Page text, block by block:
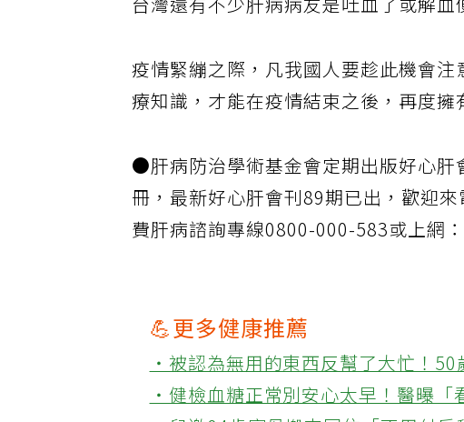
台灣還有不少肝病病友是吐血了或解
疫情緊繃之際，凡我國人要趁此機會
療知識，才能在疫情結束之後，再度擁
●肝病防治學術基金會定期出版好心肝
冊，最新好心肝會刊89期已出，歡迎
費肝病諮詢專線0800-000-583或上網
💪更多健康推薦
‧被認為無用的東西反幫了大忙！
‧健檢血糖正常別安心太早！醫曝「